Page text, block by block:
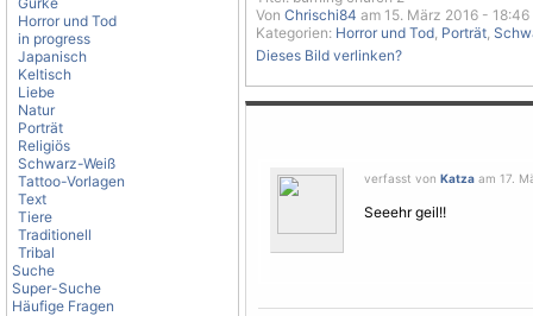
Horror und Tod
in progress
Japanisch
Keltisch
Liebe
Natur
Porträt
Religiös
Schwarz-Weiß
Tattoo-Vorlagen
Text
Tiere
Traditionell
Tribal
Suche
Super-Suche
Häufige Fragen
Von Chrischi84 am 15. März 2016 - 18:46
Kategorien: Horror und Tod, Porträt,
Dieses Bild verlinken?
verfasst von Katza am 17.
Seeehr geil!!